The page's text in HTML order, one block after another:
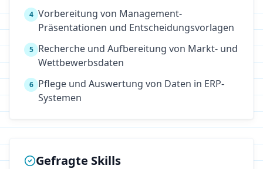
4 Vorbereitung von Management-
Präsentationen und Entscheidungsvorlagen
5 Recherche und Aufbereitung von Markt- und
Wettbewerbsdaten
6 Pflege und Auswertung von Daten in ERP-
Systemen
Gefragte Skills